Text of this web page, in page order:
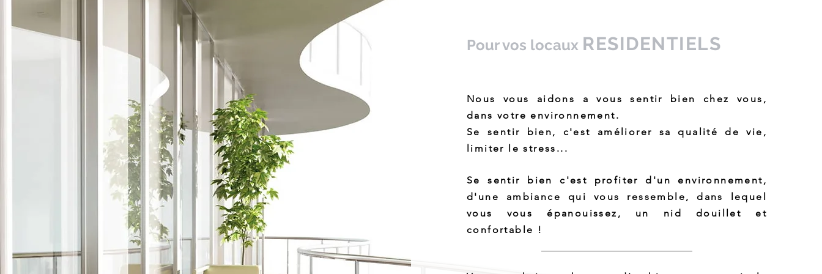
Pour vos locaux RESIDENTIELS
Nous vous aidons a vous sentir bien chez vous,
dans votre environnement.
Se sentir bien, c'est améliorer sa qualité de vie,
limiter le stress...
Se sentir bien c'est profiter d'un environnement,
d'une ambiance qui vous ressemble, dans lequel
vous vous épanouissez, un nid douillet et
confortable !